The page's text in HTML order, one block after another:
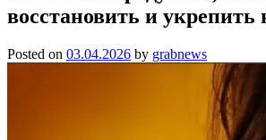
восстановить и укрепить
Posted on 03.04.2026 by grabnews